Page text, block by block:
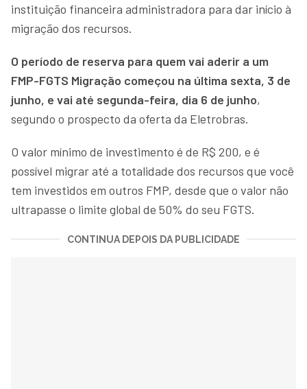
instituição financeira administradora para dar início à
migração dos recursos.
O período de reserva para quem vai aderir a um
FMP-FGTS Migração começou na última sexta, 3 de
junho, e vai até segunda-feira, dia 6 de junho,
segundo o prospecto da oferta da Eletrobras.
O valor mínimo de investimento é de R$ 200, e é
possível migrar até a totalidade dos recursos que você
tem investidos em outros FMP, desde que o valor não
ultrapasse o limite global de 50% do seu FGTS.
CONTINUA DEPOIS DA PUBLICIDADE